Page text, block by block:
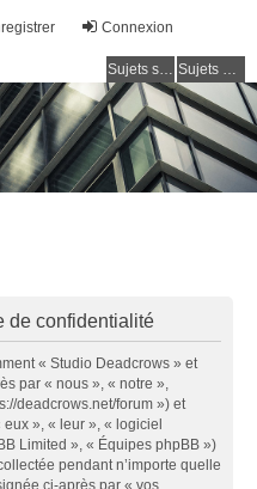
Connexion
Sujets sans réponse Sujets actifs
de confidentialité
« Studio Deadcrows » et
par « nous », « notre »,
deadcrows.net/forum ») et
», « leur », « logiciel
Limited », « Équipes phpBB »)
pendant n’importe quelle
ci-après par « vos